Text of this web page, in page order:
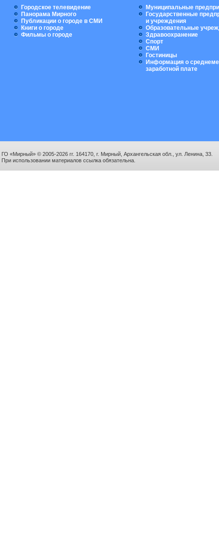
Городское телевидение
Панорама Мирного
Публикации о городе в СМИ
Книги о городе
Фильмы о городе
Муниципальные
Государственные
и учреждения
Образовательные
Здравоохранение
Спорт
СМИ
Гостиницы
Информация о
заработной плате
ГО «Мирный» © 2005-2026 гг. 164170, г. Мирный, Архангельская обл., ул. Ленина, 33.
При использовании материалов ссылка обязательна.